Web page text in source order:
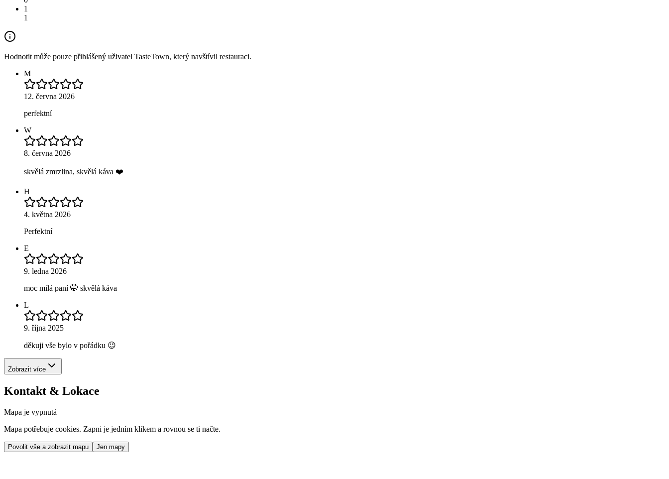
1
1
Hodnotit může pouze přihlášený uživatel TasteTown, který navštívil restauraci.
M
12. června 2026
perfektní
W
8. června 2026
skvělá zmrzlina, skvělá káva ❤️
H
4. května 2026
Perfektní
E
9. ledna 2026
moc milá paní 🤭 skvělá káva
L
9. října 2025
děkuji vše bylo v pořádku 😉
Zobrazit více
Kontakt & Lokace
Mapa je vypnutá
Mapa potřebuje cookies. Zapni je jedním klikem a rovnou se ti načte.
Povolit vše a zobrazit mapu Jen mapy